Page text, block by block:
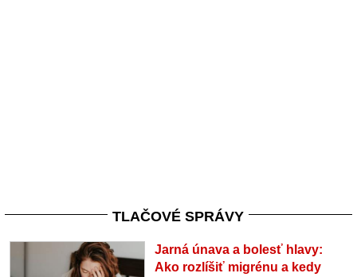
TLAČOVÉ SPRÁVY
Jarná únava a bolesť hlavy:
Ako rozlíšiť migrénu a kedy